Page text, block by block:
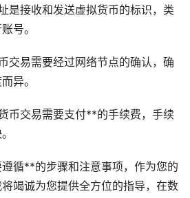
是接收和发送虚拟货币的标识，类
号。
交易需要经过网络节点的确认，确
异。
币交易需要支付**的手续费，手续
循**的步骤和注意事项，作为您的
竭诚为您提供全方位的指导，在数